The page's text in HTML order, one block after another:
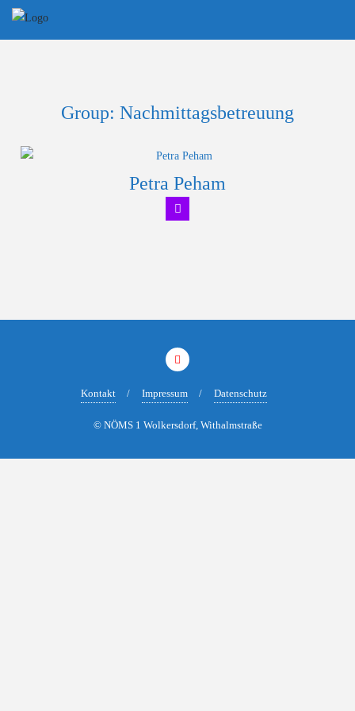
Skip
Group: Nachmittagsbetreuung
Petra Peham
Kontakt Impressum Datenschutz